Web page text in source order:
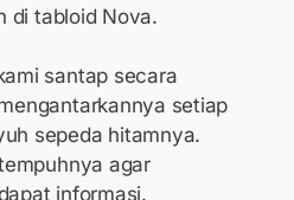
di tabloid Nova.
santap secara
setiap
sepeda hitamnya.
agar
informasi.